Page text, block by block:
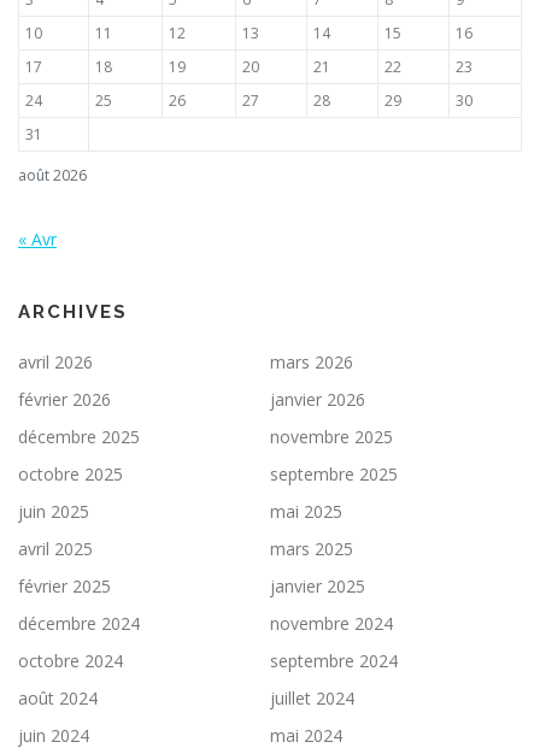
août 2026
10
11 12 13 14 15
16
17
18 19 20 21 22
23
24
25 26 27 28 29
30
31
« Avr
ARCHIVES
avril 2026
mars 2026
février 2026
janvier 2026
décembre 2025
novembre 2025
octobre 2025
septembre 2025
juin 2025
mai 2025
avril 2025
mars 2025
février 2025
janvier 2025
décembre 2024
novembre 2024
octobre 2024
septembre 2024
août 2024
juillet 2024
juin 2024
mai 2024